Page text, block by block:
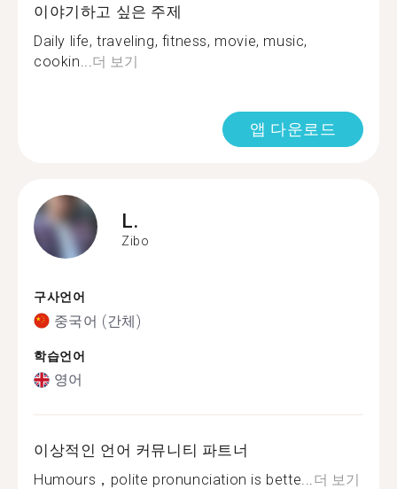
이야기하고 싶은 주제
Daily life, traveling, fitness, movie, music,
cookin...더 보기
앱 다운로드
L.
Zibo
구사언어
중국어 (간체)
학습언어
영어
이상적인 언어 커뮤니티 파트너
Humours，polite pronunciation is bette...더 보기